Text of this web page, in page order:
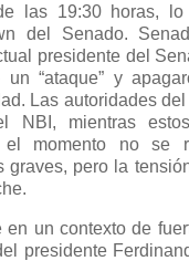
las 19:30 horas,
del Senado.
presidente del
“ataque” y
Las autoridades
NBI, mientras
el momento no se
graves, pero la
en un contexto de
presidente